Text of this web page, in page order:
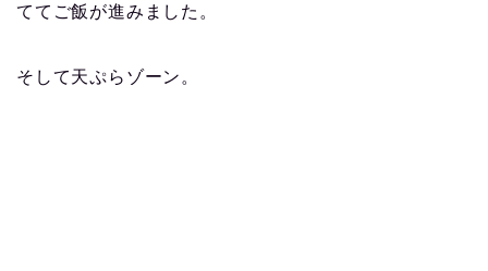
ててご飯が進みました。
そして天ぷらゾーン。